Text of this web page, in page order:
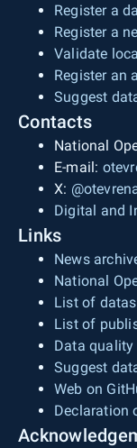
Register a
Register a
Validate
Register an
Suggest
Contacts
National
E-mail:
X:
Digital and
Links
News
National
List of
List of
Data quality
Suggest
Web on
Declaration